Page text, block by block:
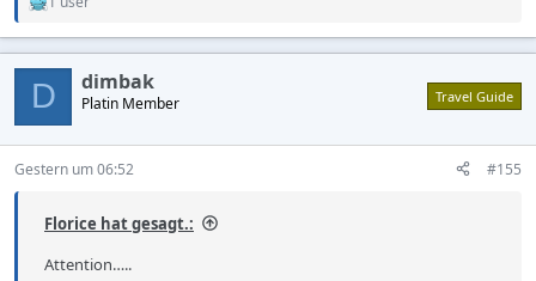
R
c
o
n
s
:
D dimbak
Platin Member Travel Guide
Gestern um 06:52 #155
Florice hat gesagt.:
Attention…..